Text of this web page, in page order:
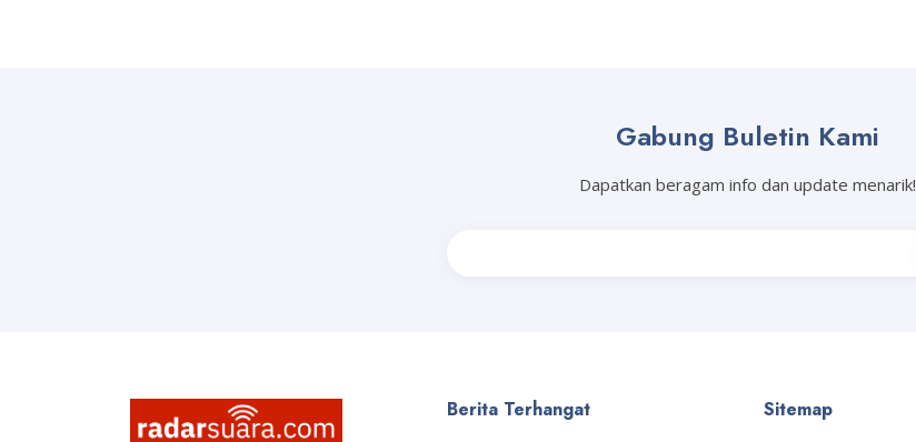
Gabung Buletin Kami
Dapatkan beragam info dan update menarik!
Berita Terhangat Sitemap